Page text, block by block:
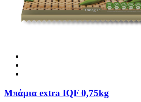
Μπάμια extra IQF 0,75kg